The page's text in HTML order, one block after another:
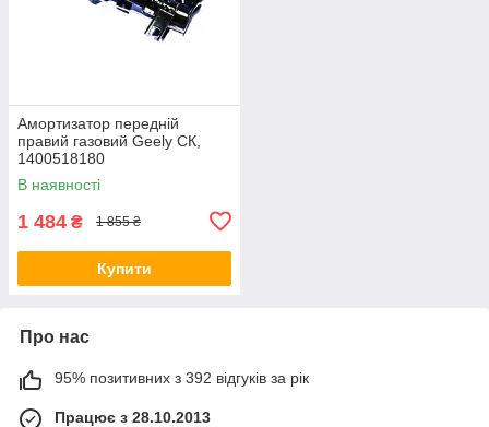
Амортизатор передній
правий газовий Geely СК,
1400518180
В наявності
1 484 ₴ 1 855 ₴
Купити
Про нас
95% позитивних з 392 відгуків за рік
Працює з 28.10.2013